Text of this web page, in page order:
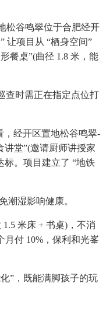
松谷鸣翠位于合肥经开
让项目从 “栖身空间”
餐桌”(曲径 1.8 米，能
查时需正在指定点位打
经开区置地松谷鸣翠-
堂”(邀请厨师讲授家
标。项目建立了 “地铁
湿影响健康。
米床 + 书桌)，不消
月付 10%，保利和光峯
”，既能满脚孩子的玩